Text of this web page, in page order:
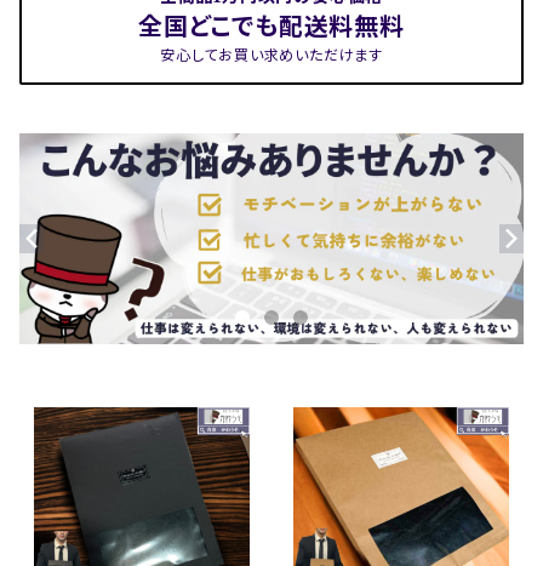
全国どこでも配送料無料
安心してお買い求めいただけます